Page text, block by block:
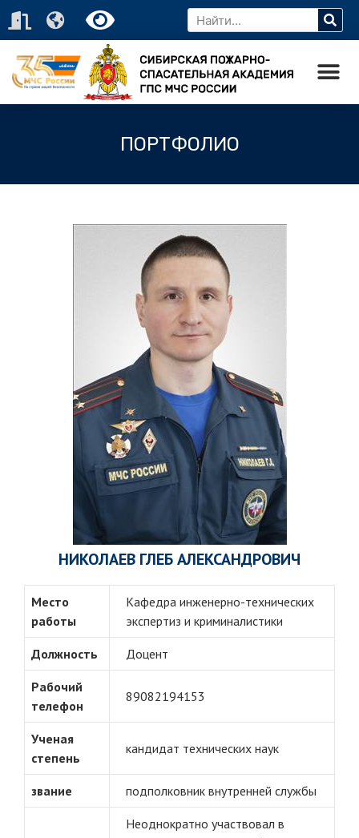
ПОРТФОЛИО
НИКОЛАЕВ ГЛЕБ АЛЕКСАНДРОВИЧ
Место
работы
Кафедра инженерно-технических
экспертиз и криминалистики
Должность Доцент
Рабочий
телефон
89082194153
Ученая
степень
кандидат технических наук
звание подполковник внутренней службы
Неоднократно участвовал в